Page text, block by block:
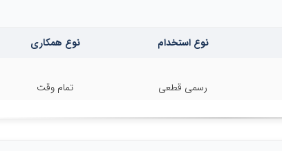
نوع استخدام نوع همکاری
رسمی قطعی تمام وقت